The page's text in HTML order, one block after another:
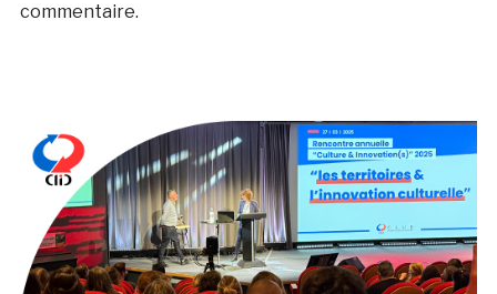
commentaire.